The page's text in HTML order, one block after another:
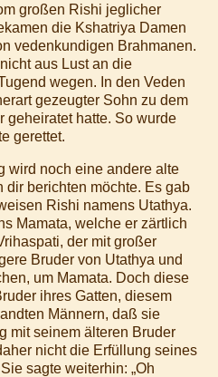
großen Rishi jeglicher
die Kshatriya Damen
vedenkundigen Brahmanen.
aus Lust an die
wegen. In den Veden
gezeugter Sohn zu dem
geheiratet hatte. So wurde
gerettet.
wird noch eine andere alte
dir berichten möchte. Es gab
Rishi namens Utathya.
Mamata, welche er zärtlich
der mit großer
Bruder von Utathya und
um Mamata. Doch diese
ihres Gatten, diesem
Männern, daß sie
mit seinem älteren Bruder
nicht die Erfüllung seines
sagte weiterhin: „Oh